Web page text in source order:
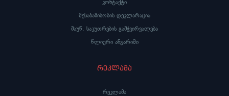
კონტაქტი
შესაბამისობის დეკლარაცია
მაუწ. საკუთრების გამჭვირვალება
წლიური ანგარიში
რეკლამა
რეკლამა